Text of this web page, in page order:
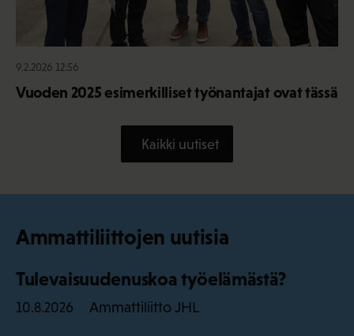
9.2.2026 12:56
Vuoden 2025 esimerkilliset työnantajat ovat tässä
Kaikki uutiset
Ammattiliittojen uutisia
Tulevaisuudenuskoa työelämästä?
10.8.2026 Ammattiliitto JHL